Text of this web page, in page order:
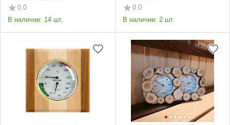
0.0
В наличии: 14 шт.
0.0
В наличии: 2 шт.